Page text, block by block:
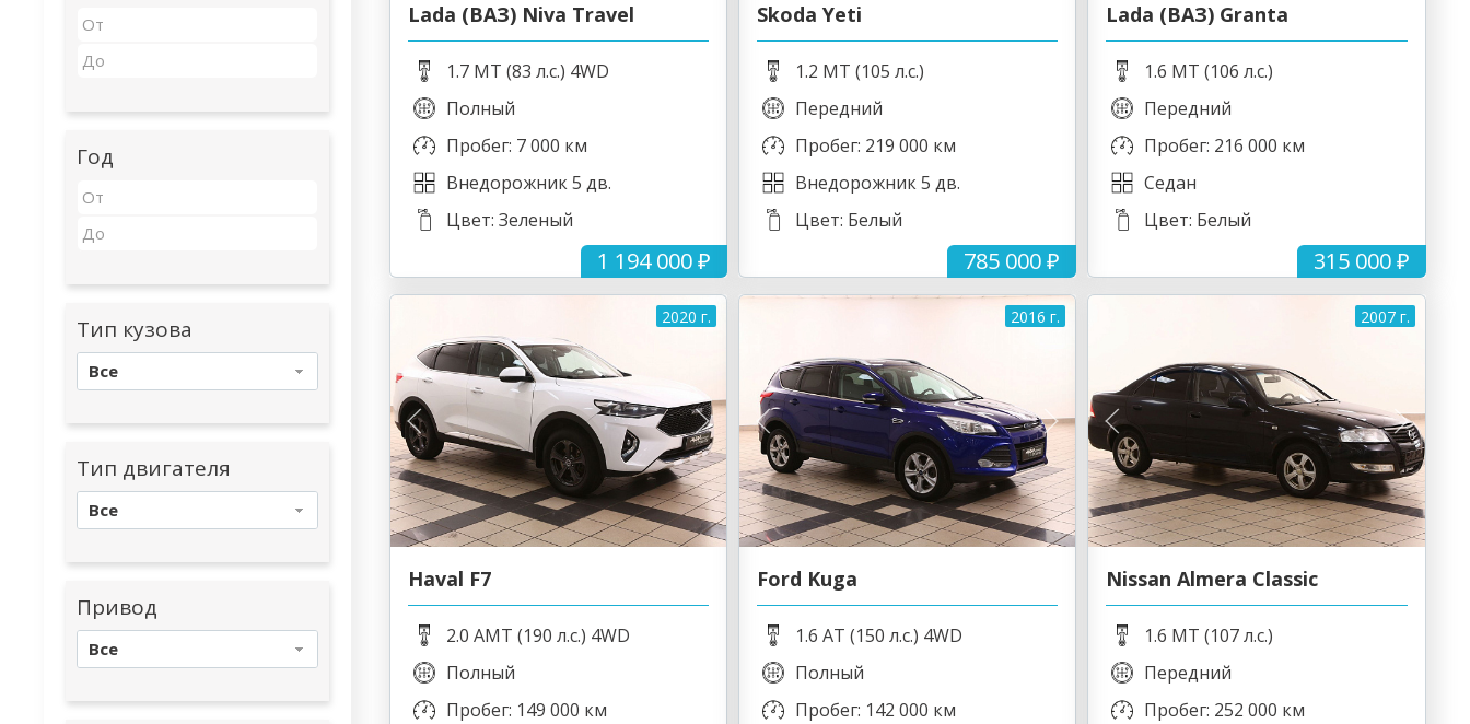
Год
Тип кузова
Все
Тип двигателя
Все
Привод
Все
1 194 000 ₽
Lada (ВАЗ) Niva Travel
1.7 MT (83 л.с.) 4WD
Полный
Пробег: 7 000 км
Внедорожник 5 дв.
Цвет: Зеленый
785 000 ₽
Skoda Yeti
1.2 MT (105 л.с.)
Передний
Пробег: 219 000 км
Внедорожник 5 дв.
Цвет: Белый
315 000 ₽
Lada (ВАЗ) Granta
1.6 MT (106 л.с.)
Передний
Пробег: 216 000 км
Седан
Цвет: Белый
2020 г.
Haval F7
2.0 AMT (190 л.с.) 4WD
Полный
Пробег: 149 000 км
2016 г.
Ford Kuga
1.6 AT (150 л.с.) 4WD
Полный
Пробег: 142 000 км
2007 г.
Nissan Almera Classic
1.6 MT (107 л.с.)
Передний
Пробег: 252 000 км